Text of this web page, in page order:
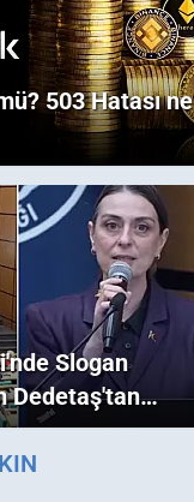
503 Hatası ne
Slogan
Dedetaş'tan
ve